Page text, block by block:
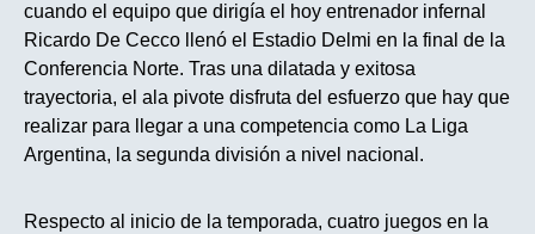
cuando el equipo que dirigía el hoy entrenador infernal
Ricardo De Cecco llenó el Estadio Delmi en la final de la
Conferencia Norte. Tras una dilatada y exitosa
trayectoria, el ala pivote disfruta del esfuerzo que hay que
realizar para llegar a una competencia como La Liga
Argentina, la segunda división a nivel nacional.
Respecto al inicio de la temporada, cuatro juegos en la